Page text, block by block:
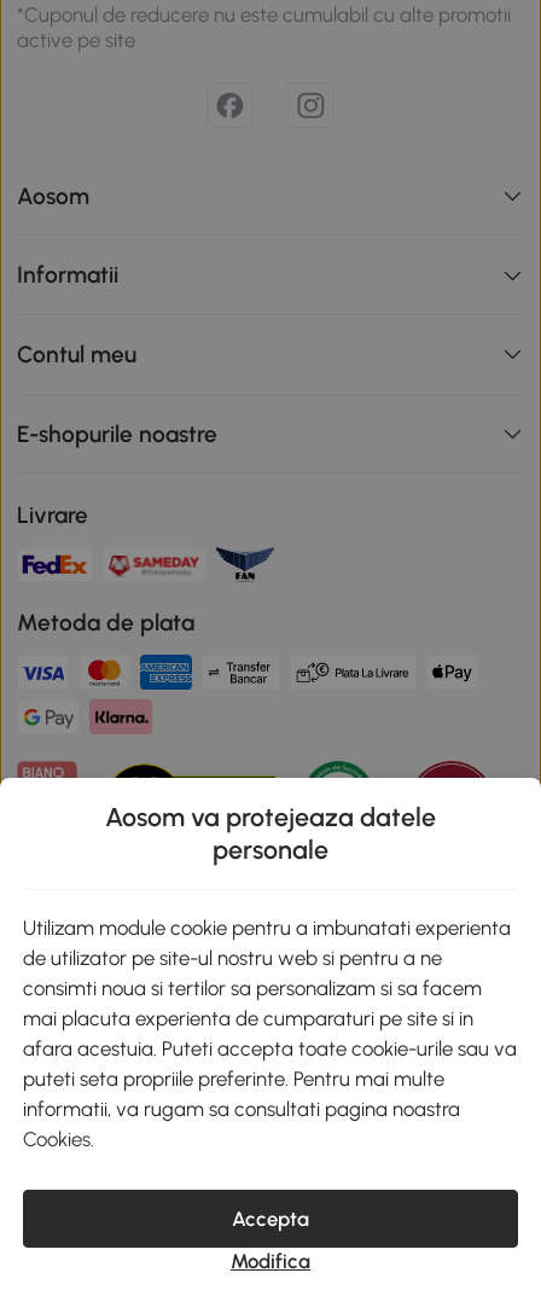
*Cuponul de reducere nu este cumulabil cu alte promotii
active pe site
Aosom
Informatii
Contul meu
E-shopurile noastre
Livrare
Metoda de plata
Descarca aplicatia Aosom
Google Play
+40 312294730 clienti@aosom.ro
Romania, Bucureşti Sectorul 2, Str. Barbu Paris Mumuleanu, Nr. 30-
CUI: 49266464
COD CAEN: 4755
Capital Social 200
Aosom va protejeaza datele
personale
Utilizam module cookie pentru a imbunatati experienta
de utilizator pe site-ul nostru web si pentru a ne
consimti noua si tertilor sa personalizam si sa facem
mai placuta experienta de cumparaturi pe site si in
afara acestuia. Puteti accepta toate cookie-urile sau va
puteti seta propriile preferinte. Pentru mai multe
informatii, va rugam sa consultati pagina noastra
Cookies.
Accepta
Modifica